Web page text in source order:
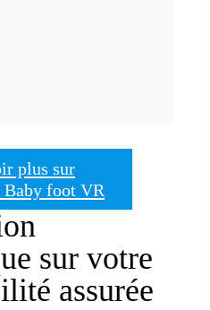
plus sur
Baby foot VR
sur votre
assurée